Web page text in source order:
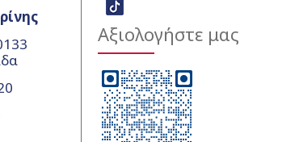
Αξιολογήστε μας